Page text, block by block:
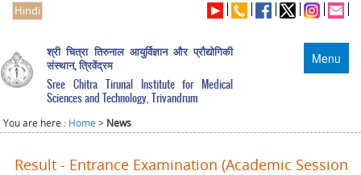
Hindi
Menu
श्री चित्रा तिरुनाल आयुर्विज्ञान और प्रौद्योगिकी
संस्थान, त्रिवेंद्रम
Sree Chitra Tirunal Institute for Medical
Sciences and Technology, Trivandrum
You are here : Home > News
Result - Entrance Examination (Academic Session